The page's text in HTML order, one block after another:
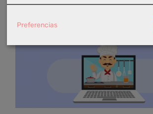
Quizás encuentres interesantes los
Preferencias